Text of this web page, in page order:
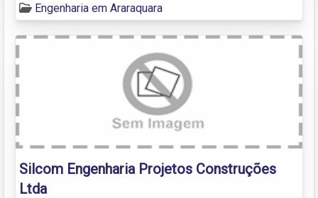
Engenharia em Araraquara
Silcom Engenharia Projetos Construções
Ltda